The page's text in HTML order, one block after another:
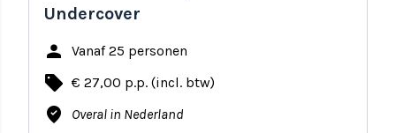
Undercover
person Vanaf 25 personen
local_offer € 27,00 p.p. (incl. btw)
where_to_vote Overal in Nederland